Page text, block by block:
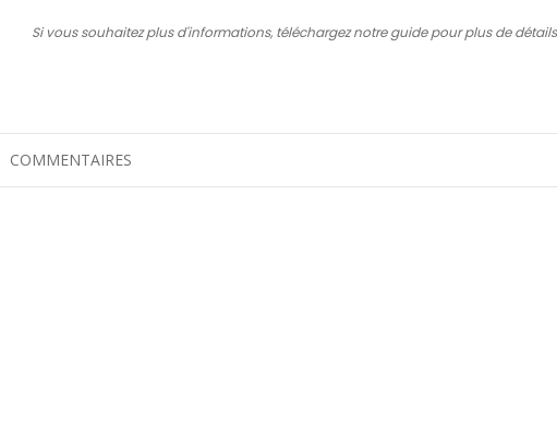
Si vous souhaitez plus d'informations, téléchargez notre guide pour plus de
COMMENTAIRES